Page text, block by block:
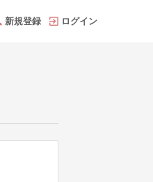
新規登録 ログイン